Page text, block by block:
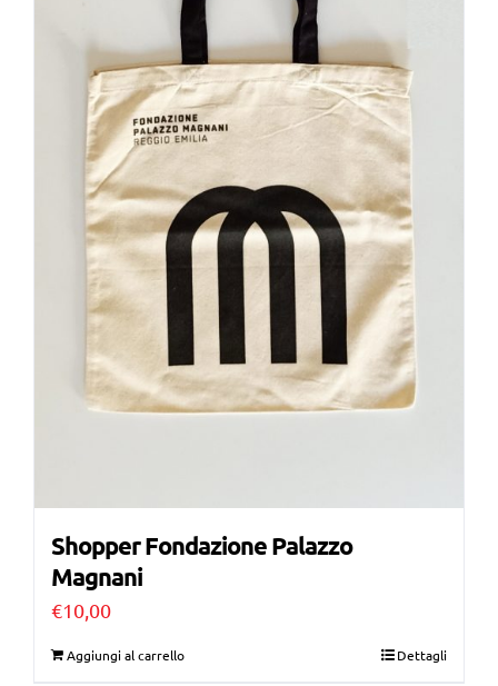
Shopper Fondazione Palazzo
Magnani
€10,00
Aggiungi al carrello Dettagli